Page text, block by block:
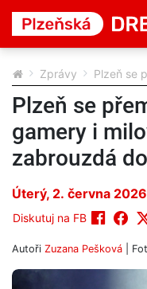
Zprávy Plzeň se
Plzeň se
gamery i
zabrouzdá
Úterý, 2. června
Diskutuj na FB
Autoři Zuzana Pešková |